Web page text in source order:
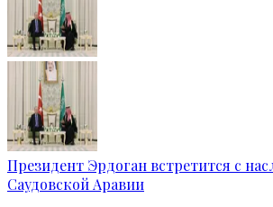
Президент Эрдоган встретится с
Саудовской Аравии